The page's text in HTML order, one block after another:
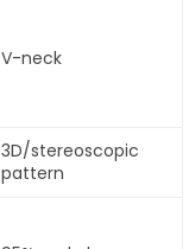
V-neck
3D/stereoscopic
pattern